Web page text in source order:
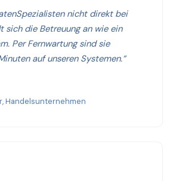
nicht direkt bei
sich die Betreuung an wie ein
Per Fernwartung sind sie
auf unseren Systemen.“
Handelsunternehmen